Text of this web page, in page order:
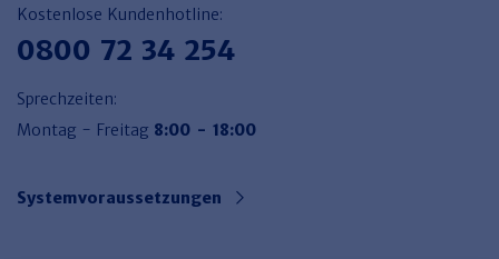
Kostenlose Kundenhotline:
0800 72 34 254
Sprechzeiten:
Montag - Freitag 8:00 - 18:00
Systemvoraussetzungen